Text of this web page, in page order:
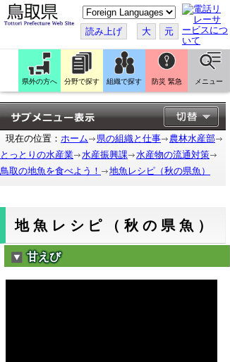
こ
の
ペ
ー
ジ
を
翻
訳
す
る
読み上げ 大 元
県外の方へ 分野で探す 組織で探す 防災 緊急 メニュー
現在の位置： ホーム 県の組織と仕事
農林水産部
とっとりの水産業
水産振興課
水産物の流通対策
鳥取の地魚を食べよう！
地魚レシピ（秋の県魚）
地魚レシピ（秋の県魚）
甘えび